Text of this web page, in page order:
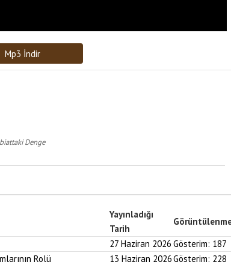
Mp3 İndir
Denge
Yayınladığı
Tarih
27 Haziran 2026 Gösterim: 187
Rolü 13 Haziran 2026Gösterim: 228